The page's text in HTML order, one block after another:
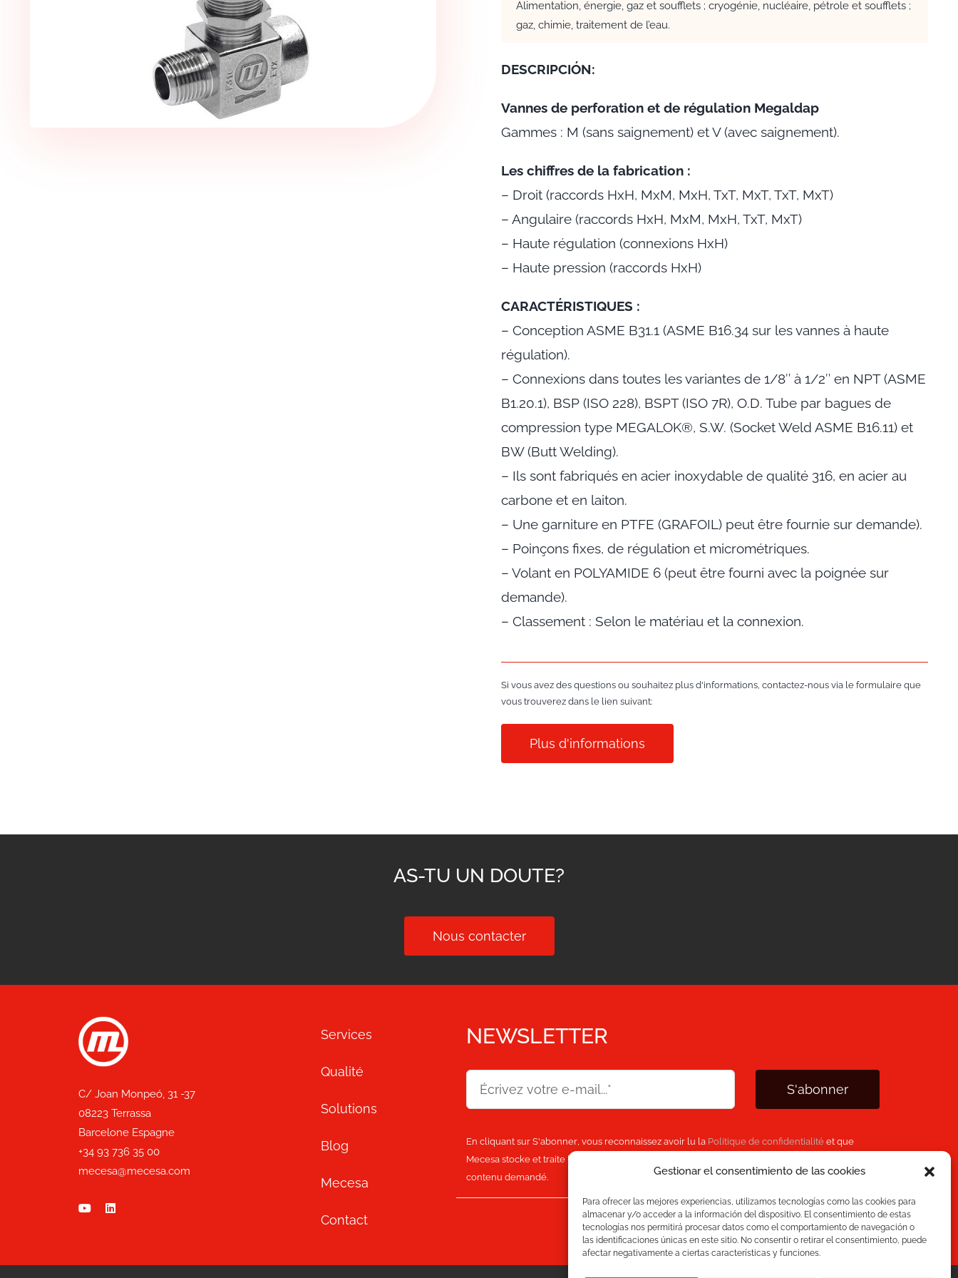
Gestionar el consentimiento de las cookies
Para ofrecer las mejores experiencias, utilizamos tecnologías como las cookies para
almacenar y/o acceder a la información del dispositivo. El consentimiento de estas
tecnologías nos permitirá procesar datos como el comportamiento de navegación o
las identificaciones únicas en este sitio. No consentir o retirar el consentimiento, puede
afectar negativamente a ciertas características y funciones.
Alimentation, énergie, gaz et soufflets ; cryogénie, nucléaire, pétrole et soufflets ;
gaz, chimie, traitement de l’eau.
DESCRIPCIÓN:
Vannes de perforation et de régulation Megaldap
Gammes : M (sans saignement) et V (avec saignement).
Les chiffres de la fabrication :
– Droit (raccords HxH, MxM, MxH, TxT, MxT, TxT, MxT)
– Angulaire (raccords HxH, MxM, MxH, TxT, MxT)
– Haute régulation (connexions HxH)
– Haute pression (raccords HxH)
CARACTÉRISTIQUES :
– Conception ASME B31.1 (ASME B16.34 sur les vannes à haute
régulation).
– Connexions dans toutes les variantes de 1/8″ à 1/2″ en NPT (ASME
B1.20.1), BSP (ISO 228), BSPT (ISO 7R), O.D. Tube par bagues de
compression type MEGALOK®, S.W. (Socket Weld ASME B16.11) et
BW (Butt Welding).
– Ils sont fabriqués en acier inoxydable de qualité 316, en acier au
carbone et en laiton.
– Une garniture en PTFE (GRAFOIL) peut être fournie sur demande).
– Poinçons fixes, de régulation et micrométriques.
– Volant en POLYAMIDE 6 (peut être fourni avec la poignée sur
demande).
– Classement : Selon le matériau et la connexion.
Si vous avez des questions ou souhaitez plus d'informations, contactez-nous via le formulaire que
vous trouverez dans le lien suivant:
Plus d'informations
AS-TU UN DOUTE?
Nous contacter
C/ Joan Monpeó, 31 -37
08223 Terrassa
Barcelone Espagne
+34 93 736 35 00
mecesa@mecesa.com
Services
Qualité
Solutions
Blog
Mecesa
Contact
NEWSLETTER
S'abonner
En cliquant sur S'abonner, vous reconnaissez avoir lu la Politique de confidentialitéet que
Mecesa stocke et traite les informations personnelles fournies ci-dessus pour vous fournir le
contenu demandé.